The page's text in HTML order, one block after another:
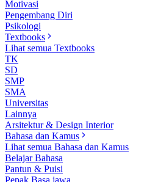
Motivasi
Pengembang Diri
Psikologi
Textbooks
Lihat semua Textbooks
TK
SD
SMP
SMA
Universitas
Lainnya
Arsitektur & Design Interior
Bahasa dan Kamus
Lihat semua Bahasa dan Kamus
Belajar Bahasa
Pantun & Puisi
Pepak Basa jawa